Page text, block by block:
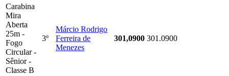
Carabina
Mira
Aberta
25m -
Fogo
Circular -
Sênior -
Classe B
3º
Márcio Rodrigo
Ferreira de
Menezes
301,0900 301.0900